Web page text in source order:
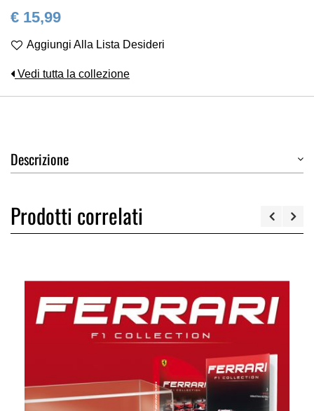
€ 15,99
Aggiungi Alla Lista Desideri
Vedi tutta la collezione
Descrizione
Prodotti correlati